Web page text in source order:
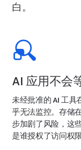
白。
AI 应用不会
未经批准的 AI 工
乎无法监控。存储
步加剧了风险，这
是谁授权了访问权限